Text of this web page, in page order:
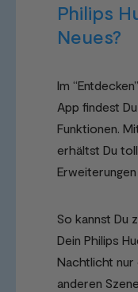
Philips
Neues?
Im
App findest
Funktionen.
erhältst Du
So kannst Du
Dein Philips
Nachtlicht nur
anderen